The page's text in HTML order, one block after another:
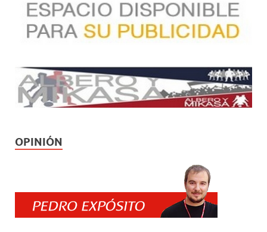
OPINIÓN